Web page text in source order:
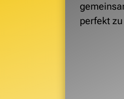
perfekt